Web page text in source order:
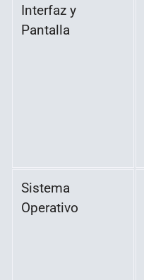
Interfaz y
Pantalla
Sistema
Operativo